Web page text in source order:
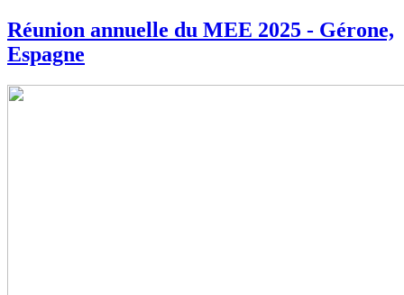
Réunion annuelle du MEE 2025 - Gérone,
Espagne